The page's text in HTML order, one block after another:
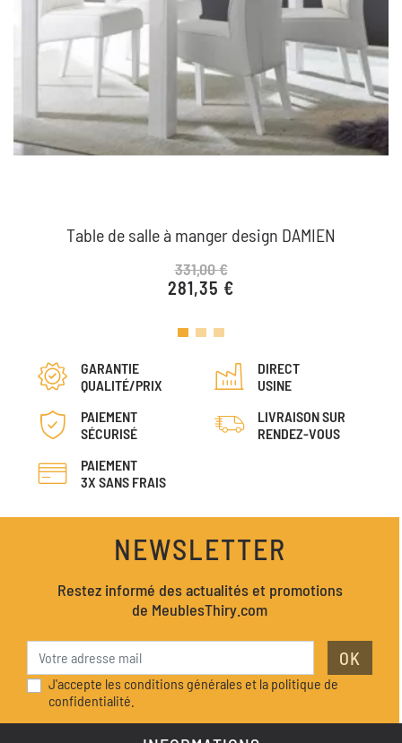
Table de salle à manger design DAMIEN
Prix de base
331,00 €
Prix
281,35 €
GARANTIE
QUALITÉ/PRIX
DIRECT
USINE
PAIEMENT
SÉCURISÉ
LIVRAISON SUR
RENDEZ-VOUS
PAIEMENT
3X SANS FRAIS
NEWSLETTER
Restez informé des actualités et promotions
de MeublesThiry.com
OK
J'accepte les conditions générales et la politique de
confidentialité.